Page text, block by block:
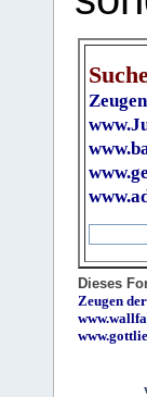
Dieses
Zeugen